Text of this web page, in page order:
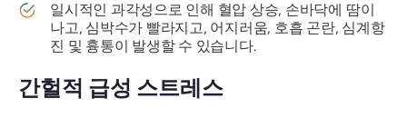
일시적인 과각성으로 인해 혈압 상승, 손바닥에 땀이
나고, 심박수가 빨라지고, 어지러움, 호흡 곤란, 심계항
진 및 흉통이 발생할 수 있습니다.
간헐적 급성 스트레스